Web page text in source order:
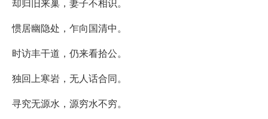
却归旧来巢，妻子不相识。
惯居幽隐处，乍向国清中。
时访丰干道，仍来看拾公。
独回上寒岩，无人话合同。
寻究无源水，源穷水不穷。